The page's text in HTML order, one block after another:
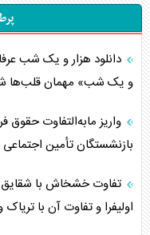
دانلود هزار و یک شب
و یک شب» مهمان قلب‌ها
بازنشستگان تأمین اجتماعی
تفاوت خشخاش با شقایق
اولیفرا و تفاوت آن با